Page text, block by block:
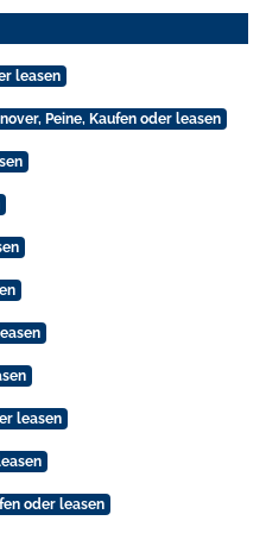
leasen
Peine, Kaufen oder leasen
leasen
oder leasen